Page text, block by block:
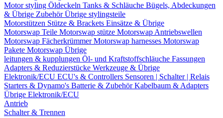
Motor styling Öldeckeln Tanks & Schläuche Bügels, Abdeckungen
& Übrige ZubehörÜbrige stylingsteile
Motorstützen Stütze & Brackets Einsätze & Übrige
Motorswap Teile Motorswap stütze Motorswap Antriebswellen
Motorswap FächerkrümmerMotorswap harnesses Motorswap
Pakete Motorswap Übrige
leitungen & kupplungen Öl- und Kraftstoffschläuche Fassungen
Adapters & Reduzierstücke Werkzeuge & Übrige
Elektronik/ECU ECU's & Controllers Sensoren | Schalter | Relais
Starters & Dynamo's Batterie & ZubehörKabelbaum & Adapters
Übrige Elektronik/ECU
Antrieb
Schalter & Trennen